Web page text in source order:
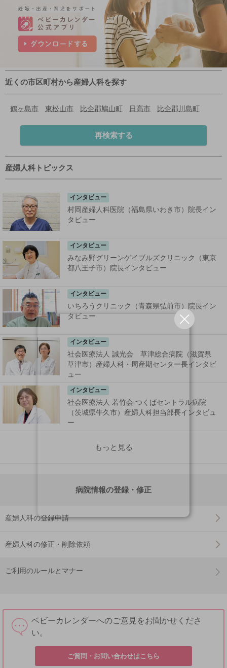
近くの市区町村から産婦人科を探す
鶴ヶ島市 東松山市 比企郡鳩山町 日高市 比企郡川島町
再検索する
産婦人科トピックス
インタビュー
村岡産婦人科医院（福島県いわき市）院長イン
タビュー
インタビュー
みなみ野グリーンゲイブルズクリニック（東京
都八王子市）院長インタビュー
インタビュー
いちろうクリニック（青森県弘前市）院長イン
タビュー
インタビュー
社会医療法人 誠光会 草津総合病院（滋賀県
草津市）産婦人科・周産期センター長インタビ
ュー
インタビュー
社会医療法人 若竹会 つくばセントラル病院
（茨城県牛久市）産婦人科担当部長インタビュ
ー
もっと見る
病院情報の登録・修正
産婦人科の登録申請
産婦人科の修正・削除依頼
ご利用のルールとマナー
ベビーカレンダーへのご意見をお聞かせくださ
い。
ご質問・お問い合わせはこちら